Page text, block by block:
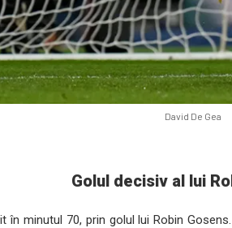
David De Gea
Golul decisiv al lui
în minutul 70, prin golul lui Robin